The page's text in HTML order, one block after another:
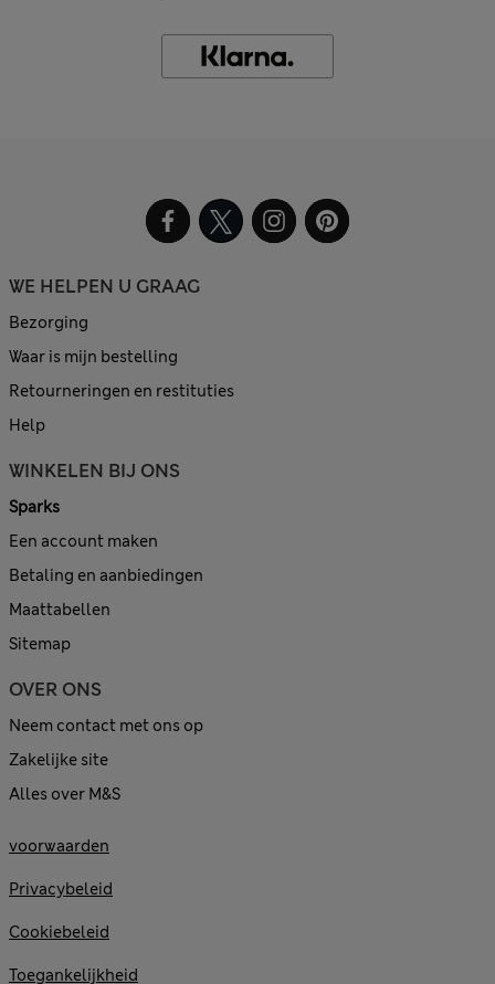
WE HELPEN U GRAAG
Bezorging
Waar is mijn bestelling
Retourneringen en restituties
Help
WINKELEN BIJ ONS
Sparks
Een account maken
Betaling en aanbiedingen
Maattabellen
Sitemap
OVER ONS
Neem contact met ons op
Zakelijke site
Alles over M&S
voorwaarden
Privacybeleid
Cookiebeleid
Toegankelijkheid